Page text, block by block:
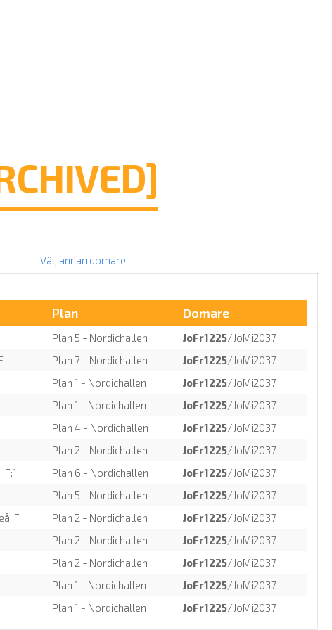
Välj annan domare
Plan Domare
Plan 5 - Nordichallen JoFr1225/JoMi2037
Plan 7 - Nordichallen JoFr1225/JoMi2037
Plan 1 - Nordichallen JoFr1225/JoMi2037
Plan 1 - Nordichallen JoFr1225/JoMi2037
Plan 4 - Nordichallen JoFr1225/JoMi2037
Plan 2 - Nordichallen JoFr1225/JoMi2037
Plan 6 - Nordichallen JoFr1225/JoMi2037
Plan 5 - Nordichallen JoFr1225/JoMi2037
IF Plan 2 - Nordichallen JoFr1225/JoMi2037
Plan 2 - Nordichallen JoFr1225/JoMi2037
Plan 2 - Nordichallen JoFr1225/JoMi2037
Plan 1 - Nordichallen JoFr1225/JoMi2037
Plan 1 - Nordichallen JoFr1225/JoMi2037